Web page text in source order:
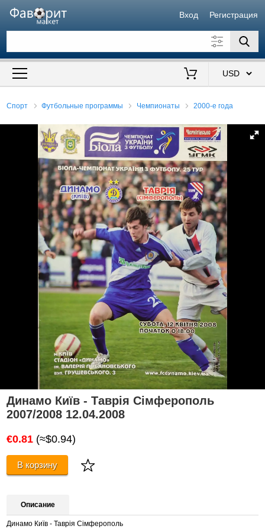
Вход Регистрация
Искать также в описании
Спорт Футбольные программы Чемпионаты 2000-е года
Динамо Київ - Таврія Сімферополь
2007/2008 12.04.2008
€0.81 (≈$0.94)
В корзину
Описание
Динамо Київ - Таврія Сімферополь